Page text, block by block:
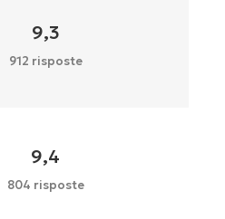
9,3
912 risposte
9,4
804 risposte